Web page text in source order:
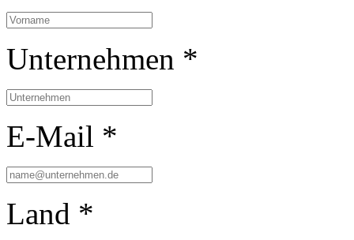
Unternehmen *
E-Mail *
Land *